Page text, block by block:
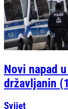
Novi napad
državljanin
Svijet